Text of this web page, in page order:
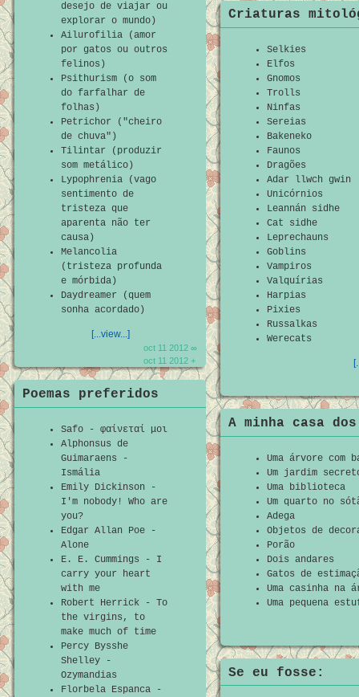
desejo de viajar ou
explorar o mundo)
Ailurofilia (amor
por gatos ou outros
felinos)
Psithurism (o som
do farfalhar de
folhas)
Petrichor ("cheiro
de chuva")
Tilintar (produzir
som metálico)
Lypophrenia (vago
sentimento de
tristeza que
aparenta não ter
causa)
Melancolia
(tristeza profunda
e mórbida)
Daydreamer (quem
sonha acordado)
[...view...]
oct 11 2012 ∞
oct 11 2012 +
Poemas preferidos
Safo - φαίνεταί μοι
Alphonsus de
Guimaraens -
Ismália
Emily Dickinson -
I'm nobody! Who are
you?
Edgar Allan Poe -
Alone
E. E. Cummings - I
carry your heart
with me
Robert Herrick - To
the virgins, to
make much of time
Percy Bysshe
Shelley -
Ozymandias
Florbela Espanca -
Criaturas
Selkies
Elfos
Gnomos
Trolls
Ninfas
Sereias
Bakeneko
Faunos
Dragões
Adar llwch gwin
Unicórnios
Leannán sidhe
Cat sidhe
Leprechauns
Goblins
Vampiros
Valquírias
Harpias
Pixies
Russalkas
Werecats
A minha casa
Uma árvore com
Um jardim
Uma biblioteca
Um quarto no
Adega
Objetos de
Porão
Dois andares
Gatos de
Uma casinha na
Uma pequena
Se eu fosse: